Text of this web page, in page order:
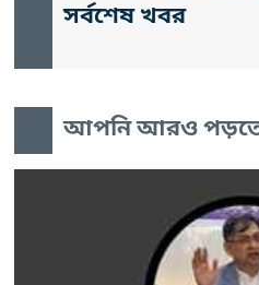
সর্বশেষ খবর
আপনি আরও পড়তে